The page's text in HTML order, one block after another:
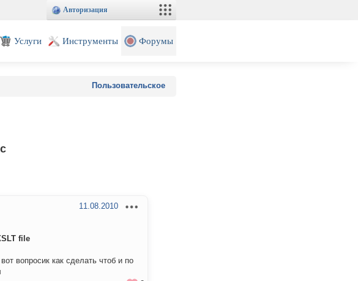
Авторизация
Услуги Инструменты Форумы
Пользовательское
11.08.2010
file
вопросик как сделать чтоб и по